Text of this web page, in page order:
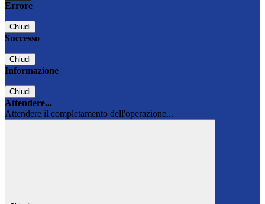
Errore
Chiudi
Successo
Chiudi
Informazione
Chiudi
Attendere...
Attendere il completamento dell'operazione...